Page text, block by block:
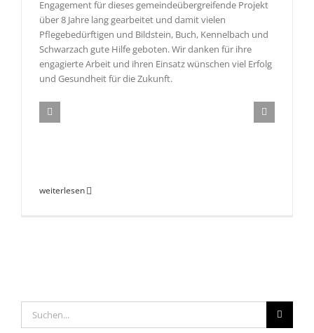
Engagement für dieses gemeindeübergreifende Projekt
über 8 Jahre lang gearbeitet und damit vielen
Pflegebedürftigen und Bildstein, Buch, Kennelbach und
Schwarzach gute Hilfe geboten. Wir danken für ihre
engagierte Arbeit und ihren Einsatz wünschen viel Erfolg
und Gesundheit für die Zukunft.
weiterlesen
nach: